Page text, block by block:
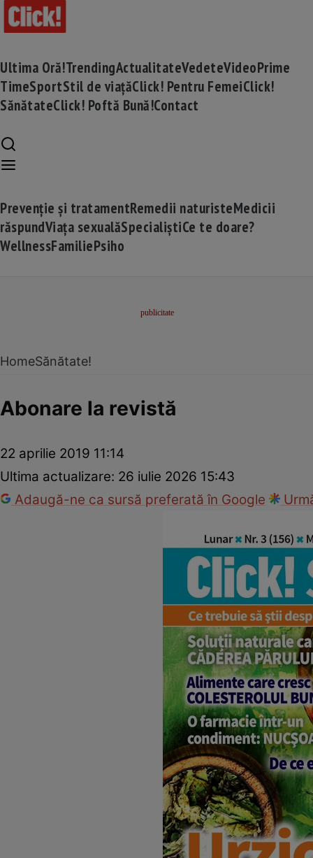
Ultima Oră!TrendingActualitateVedeteVideoPrime
TimeSportStil de viațăClick! Pentru FemeiClick!
SănătateClick! Poftă Bună!Contact
Prevenție și tratamentRemedii naturisteMedicii
răspundViața sexualăSpecialiștiCe te doare?
WellnessFamiliePsiho
HomeSănătate!
Abonare la revistă
22 aprilie 2019 11:14
Ultima actualizare: 26 iulie 2026 15:43
Adaugă-ne ca sursă preferată în Google